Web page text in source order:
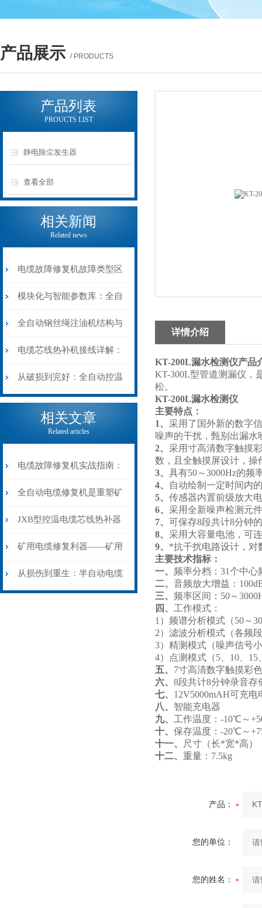
产品展示 / PRODUCTS
产品列表
PROUCTS LIST
静电除尘发生器
查看全部
相关新闻
Related news
电缆故障修复机故障类型区
分指南：从“绝缘电
阻”到“波形特征”的精准诊
断逻辑
模块化与智能参数库：全自
动电缆修复机的快速换型逻
辑
全自动钢丝绳注油机结构与
工作原理：揭秘高效润滑的
机械密码
电缆芯线热补机接线详解：
从入门到精通
从破损到完好：全自动控温
电缆热补机的核心价值
相关文章
Related articles
电缆故障修复机实战指南：
从“盲测”到“精确定点”的三
步作业法
全自动电缆修复机是重塑矿
山电力动脉的“智能外科医
生”
JXB型控温电缆芯线热补器
安装与接线：精准修复的工
艺基石
矿用电缆修复利器——矿用
电缆热补机智能控温，安全
从损伤到重生：半自动电缆
详情介绍
KT-200L漏水检测仪产品
KT-300L型管道测漏仪，
松。
KT-200L漏水检测仪
主要特点：
1、 采用了国外新的数字
噪声的干扰，甄别出漏
2、 采用寸高清数字触摸
数，且全触摸屏设计，操
3、 具有50～3000Hz的频
4、
自动绘制一定时间内
5、 传感器内置前级放大
6、 采用全新噪声检测元
7、 可保存8段共计8分钟
8、 采用大容量电池，可
9、 *抗干扰电路设计，
主要技术指标：
一、 频率分档：31个中
二、 音频放大增益：
三、 频率区间：50～
四、 工作模式：
1）频谱分析模式（50～
2）滤波分析模式（各频
3）精测模式（噪声信号
4）点测模式（5、10、
五、 7寸高清数字触摸彩
六、 8段共计8分钟录音
七、 12V5000mAH可充
八、 智能充电器
九、 工作温度：-10℃～
十、 保存温度：-20℃～
十一、
尺寸（长*宽*高）
十二、 重量：7.5kg
产品：
您的单位：
您的姓名：